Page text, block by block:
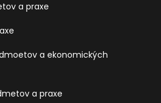
a praxe
a ekonomických
a praxe